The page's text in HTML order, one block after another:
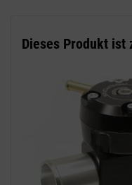
Dieses Produkt ist